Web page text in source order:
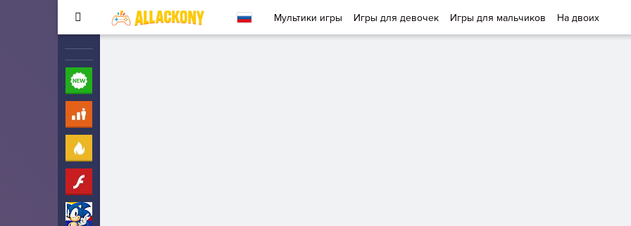
Мультики игры Игры для девочек Игры для мальчиков На двоих